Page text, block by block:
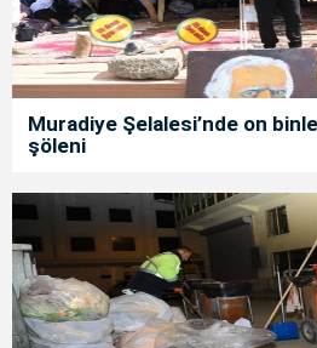
Muradiye Şelalesi’nde on
şöleni